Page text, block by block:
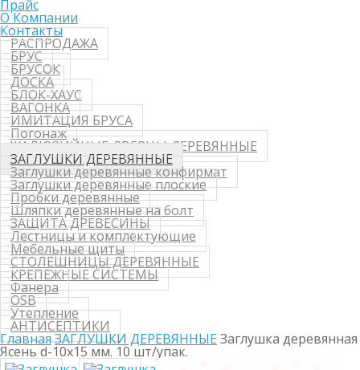
Прайс
О Компании
Контакты
РАСПРОДАЖА
БРУС
БРУСОК
ДОСКА
БЛОК-ХАУС
ВАГОНКА
ИМИТАЦИЯ БРУСА
Погонаж
ЖАЛЮЗИЙНЫЕ ДВЕРЦЫ ДЕРЕВЯННЫЕ
ЗАГЛУШКИ ДЕРЕВЯННЫЕ
Заглушки деревянные конфирмат
Заглушки деревянные плоские
Пробки деревянные
Шляпки деревянные на болт
ЗАЩИТА ДРЕВЕСИНЫ
Лестницы и комплектующие
Мебельные щиты
СТОЛЕШНИЦЫ ДЕРЕВЯННЫЕ
КРЕПЕЖНЫЕ СИСТЕМЫ
Фанера
OSB
Утепление
АНТИСЕПТИКИ
ГлавнаяЗАГЛУШКИ ДЕРЕВЯННЫЕЗаглушка деревянная
Ясень d-10х15 мм. 10 шт/упак.